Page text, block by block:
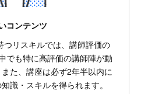
コンテンツ
リスキルでは、講師評価の
でも特に高評価の講師陣が動
た、講座は必ず2年半以内に
識・スキルを得られます。